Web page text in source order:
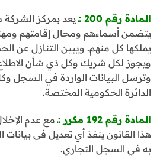
المادة رقم 200 :ـ
يعد بمركز
يتضمن أسماءهم ومحال إقامتهم
يملكها كل منهم. ويبين التنازل عن
ويجوز لكل شريك وكل ذي شأن
وترسل البيانات الواردة في السجل
الدائرة الحكومية المختصة.
المادة رقم 192 مكرر :ـ
هذا القانون ينفذ أي تعديل فى بيانات
به في السجل التجاري.